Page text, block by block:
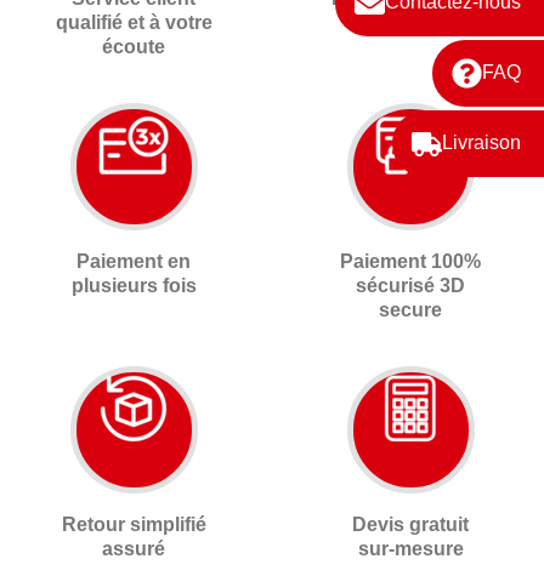
FAQ
Livraison
qualifié et à votre
écoute
Paiement en
plusieurs fois
Paiement 100%
sécurisé 3D
secure
Retour simplifié
assuré
Devis gratuit
sur-mesure